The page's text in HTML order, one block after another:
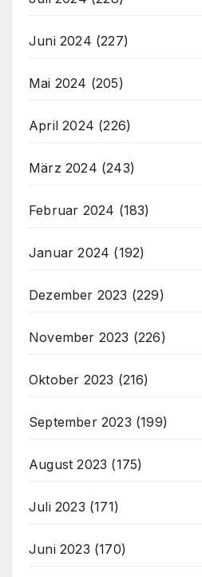
Juni 2024 (227)
Mai 2024 (205)
April 2024 (226)
März 2024 (243)
Februar 2024 (183)
Januar 2024 (192)
Dezember 2023 (229)
November 2023 (226)
Oktober 2023 (216)
September 2023 (199)
August 2023 (175)
Juli 2023 (171)
Juni 2023 (170)